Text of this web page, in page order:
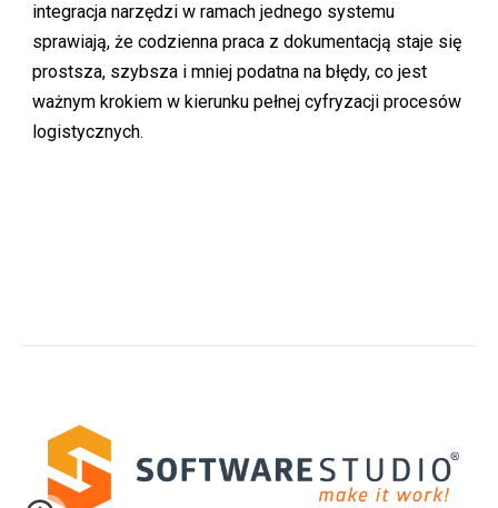
integracja narzędzi w ramach jednego systemu
sprawiają, że codzienna praca z dokumentacją staje się
prostsza, szybsza i mniej podatna na błędy, co jest
ważnym krokiem w kierunku pełnej cyfryzacji procesów
logistycznych.